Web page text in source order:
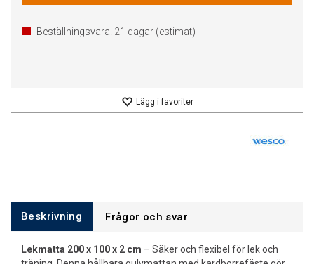
Beställningsvara. 21 dagar (estimat)
Lägg i favoriter
Beskrivning Frågor och svar
Lekmatta 200 x 100 x 2 cm – Säker och flexibel för lek och